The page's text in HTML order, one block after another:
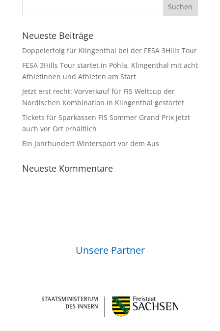
Neueste Beiträge
Doppelerfolg für Klingenthal bei der FESA 3Hills Tour
FESA 3Hills Tour startet in Pöhla, Klingenthal mit acht
Athletinnen und Athleten am Start
Jetzt erst recht: Vorverkauf für FIS Weltcup der
Nordischen Kombination in Klingenthal gestartet
Tickets für Sparkassen FIS Sommer Grand Prix jetzt
auch vor Ort erhältlich
Ein Jahrhundert Wintersport vor dem Aus
Neueste Kommentare
Unsere Partner